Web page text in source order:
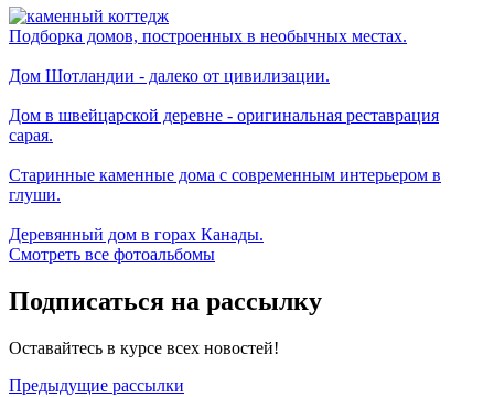
Подборка домов, построенных в необычных местах.
Дом Шотландии - далеко от цивилизации.
Дом в швейцарской деревне - оригинальная реставрация
сарая.
Старинные каменные дома с современным интерьером в
глуши.
Деревянный дом в горах Канады.
Смотреть все фотоальбомы
Подписаться на рассылку
Оставайтесь в курсе всех новостей!
Предыдущие рассылки